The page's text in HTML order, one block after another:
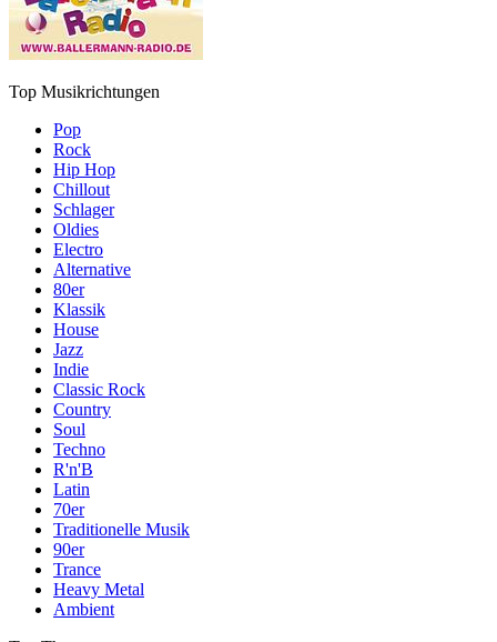
Top Musikrichtungen
Pop
Rock
Hip Hop
Chillout
Schlager
Oldies
Electro
Alternative
80er
Klassik
House
Jazz
Indie
Classic Rock
Country
Soul
Techno
R'n'B
Latin
70er
Traditionelle Musik
90er
Trance
Heavy Metal
Ambient